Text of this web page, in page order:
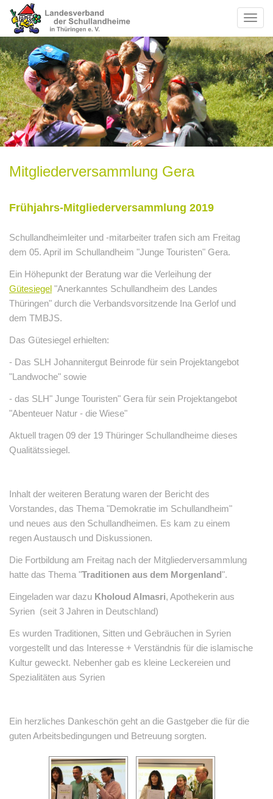
Toggle
Mitgliederversammlung Gera
Frühjahrs-Mitgliederversammlung 2019
Schullandheimleiter und -mitarbeiter trafen sich am Freitag
dem 05. April im Schullandheim "Junge Touristen" Gera.
Ein Höhepunkt der Beratung war die Verleihung der
Gütesiegel "Anerkanntes Schullandheim des Landes
Thüringen" durch die Verbandsvorsitzende Ina Gerlof und
dem TMBJS.
Das Gütesiegel erhielten:
- Das SLH Johannitergut Beinrode für sein Projektangebot
"Landwoche" sowie
- das SLH" Junge Touristen" Gera für sein Projektangebot
"Abenteuer Natur - die Wiese"
Aktuell tragen 09 der 19 Thüringer Schullandheime dieses
Qualitätssiegel.
Inhalt der weiteren Beratung waren der Bericht des
Vorstandes, das Thema "Demokratie im Schullandheim"
und neues aus den Schullandheimen. Es kam zu einem
regen Austausch und Diskussionen.
Die Fortbildung am Freitag nach der Mitgliederversammlung
hatte das Thema "Traditionen aus dem Morgenland".
Eingeladen war dazu Kholoud Almasri, Apothekerin aus
Syrien (seit 3 Jahren in Deutschland)
Es wurden Traditionen, Sitten und Gebräuchen in Syrien
vorgestellt und das Interesse + Verständnis für die islamische
Kultur geweckt. Nebenher gab es kleine Leckereien und
Spezialitäten aus Syrien
Ein herzliches Dankeschön geht an die Gastgeber die für die
guten Arbeitsbedingungen und Betreuung sorgten.